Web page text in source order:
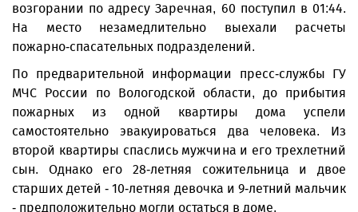
возгорании по адресу Заречная, 60 поступил в 01:44.
На место незамедлительно выехали расчеты
пожарно-спасательных подразделений.
По предварительной информации пресс-службы ГУ
МЧС России по Вологодской области, до прибытия
пожарных из одной квартиры дома успели
самостоятельно эвакуироваться два человека. Из
второй квартиры спаслись мужчина и его трехлетний
сын. Однако его 28-летняя сожительница и двое
старших детей - 10-летняя девочка и 9-летний мальчик
- предположительно могли остаться в доме.